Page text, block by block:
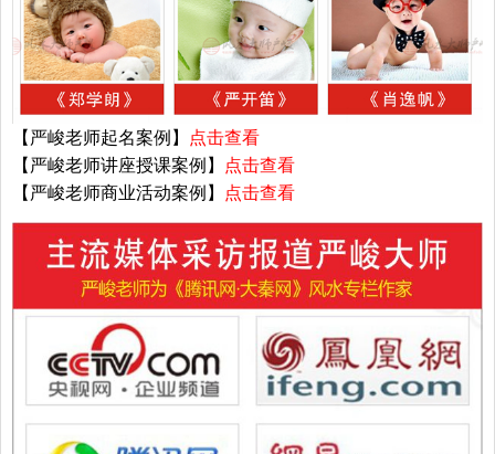
【严峻老师起名案例】
点击查看
【严峻老师讲座授课案例】
点击查看
【严峻老师商业活动案例】
点击查看